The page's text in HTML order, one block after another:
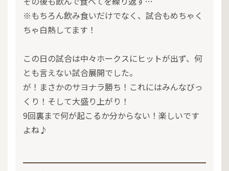
※もちろん飲み食いだけでなく、試合もめちゃく
ちゃ白熱してます！
この日の試合は中々ホークスにヒットが出ず、何
とも言えない試合展開でした。
が！まさかのサヨナラ勝ち！これにはみんなびっ
くり！そして大盛り上がり！
9回裏まで何が起こるか分からない！楽しいです
よね♪